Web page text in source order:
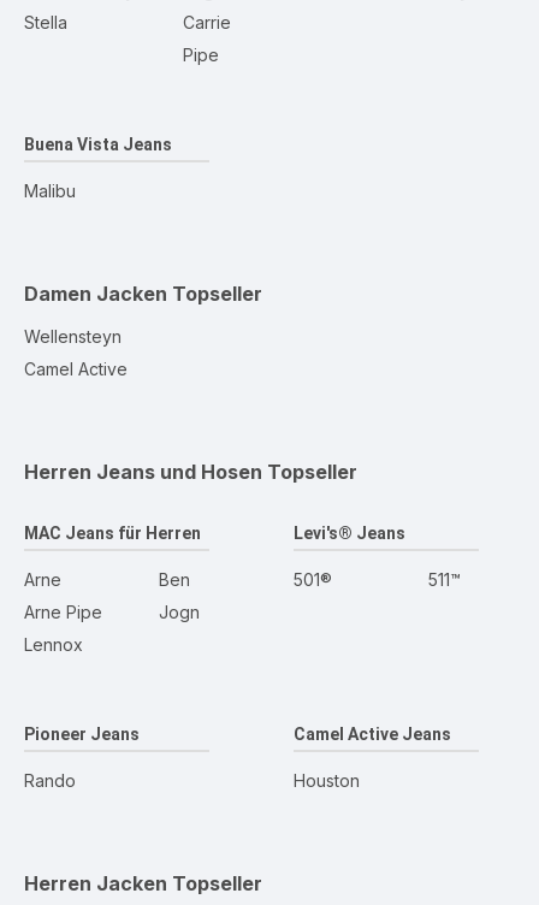
Stella
Carrie
Pipe
Buena Vista Jeans
Malibu
Damen Jacken Topseller
Wellensteyn
Camel Active
Herren Jeans und Hosen Topseller
MAC Jeans für Herren
Arne
Arne Pipe
Lennox
Ben
Jogn
Levi's® Jeans
501® 511™
Pioneer Jeans
Rando
Camel Active Jeans
Houston
Herren Jacken Topseller